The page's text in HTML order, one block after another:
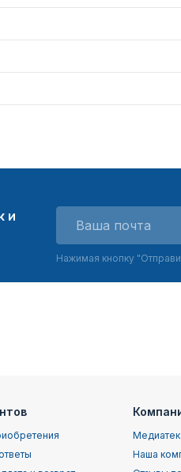
и
Нажимая кнопку
Наша